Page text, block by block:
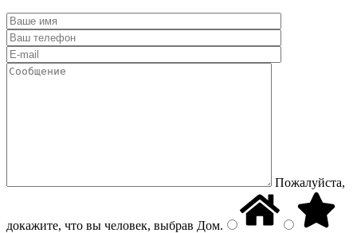
Пожалуйста,
докажите, что вы человек, выбрав Дом.